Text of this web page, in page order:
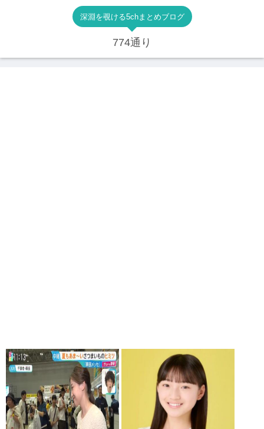
深淵を覗ける5chまとめブログ
774通り